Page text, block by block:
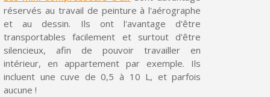
réservés au travail de peinture à l'aérographe
et au dessin. Ils ont l'avantage d'être
transportables facilement et surtout d'être
silencieux, afin de pouvoir travailler en
intérieur, en appartement par exemple. Ils
incluent une cuve de 0,5 à 10 L, et parfois
aucune !